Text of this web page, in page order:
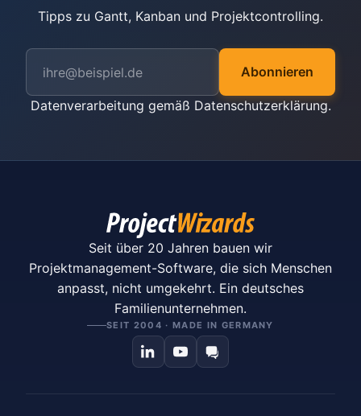
Tipps zu Gantt, Kanban und Projektcontrolling.
Abonnieren
Datenverarbeitung gemäß Datenschutzerklärung.
Seit über 20 Jahren bauen wir
Projektmanagement-Software, die sich Menschen
anpasst, nicht umgekehrt. Ein deutsches
Familienunternehmen.
SEIT 2004 · MADE IN GERMANY